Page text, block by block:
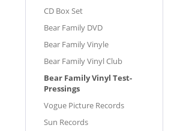
CD Box Set
Bear Family DVD
Bear Family Vinyle
Bear Family Vinyl Club
Bear Family Vinyl Test-
Pressings
Vogue Picture Records
Sun Records